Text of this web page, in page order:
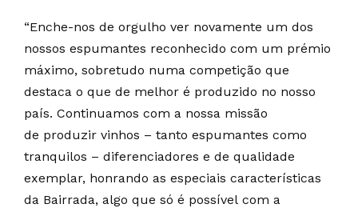
“Enche-nos de orgulho ver novamente um dos
nossos espumantes reconhecido com um prémio
máximo, sobretudo numa competição que
destaca o que de melhor é produzido no nosso
país. Continuamos com a nossa missão
de produzir vinhos – tanto espumantes como
tranquilos – diferenciadores e de qualidade
exemplar, honrando as especiais características
da Bairrada, algo que só é possível com a